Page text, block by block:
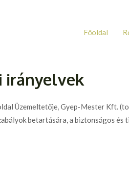
Főoldal
irányelvek
Üzemeltetője, Gyep-Mester Kft.
betartására, a biztonságos és